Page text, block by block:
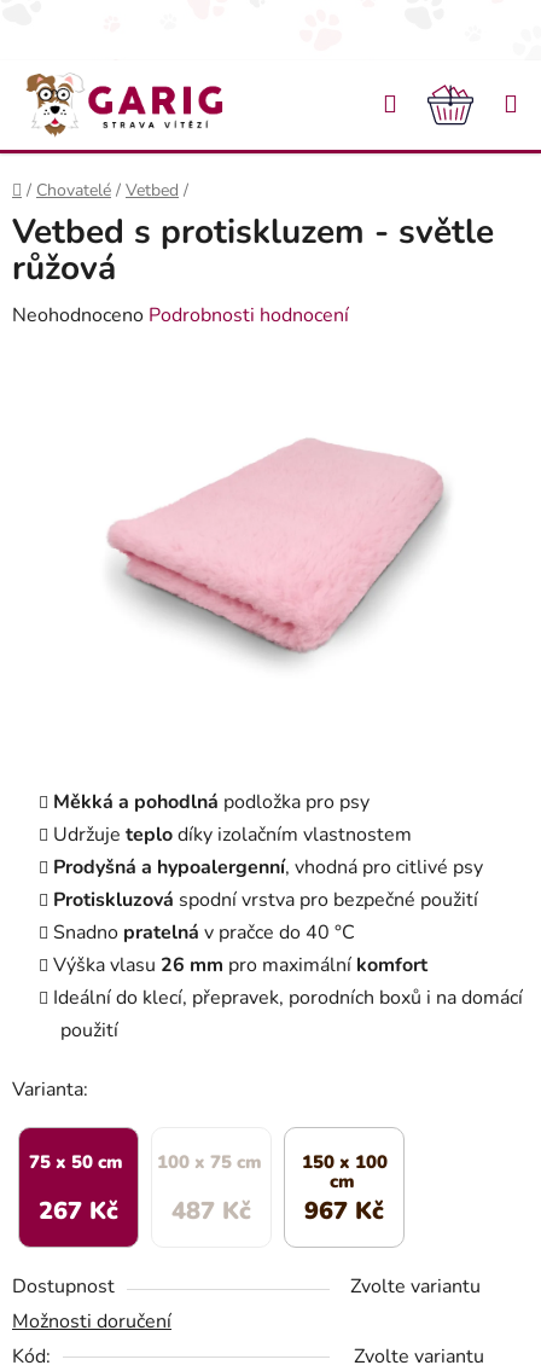
Přejít na obsah
Hledat
Domů
/ Chovatelé / Vetbed /
Měkká a pohodlná podložka pro psy
Udržuje teplodíky izolačním vlastnostem
Prodyšná a hypoalergenní, vhodná pro citlivé psy
Protiskluzová spodní vrstva pro bezpečné použití
Snadno pratelná v pračce do 40 °C
Výška vlasu 26 mm pro maximální komfort
Ideální do klecí, přepravek, porodních boxů i na domácí
použití
Varianta:
75 x 50 cm
267 Kč
100 x 75 cm
487 Kč
150 x 100
cm
967 Kč
Dostupnost
Zvolte variantu
Možnosti doručení
Kód:
Zvolte variantu
Vetbed s protiskluzem - světle
růžová
Průměrné hodnocení produktu je 0,0 z 5 hvězdiček.
Neohodnoceno Podrobnosti hodnocení